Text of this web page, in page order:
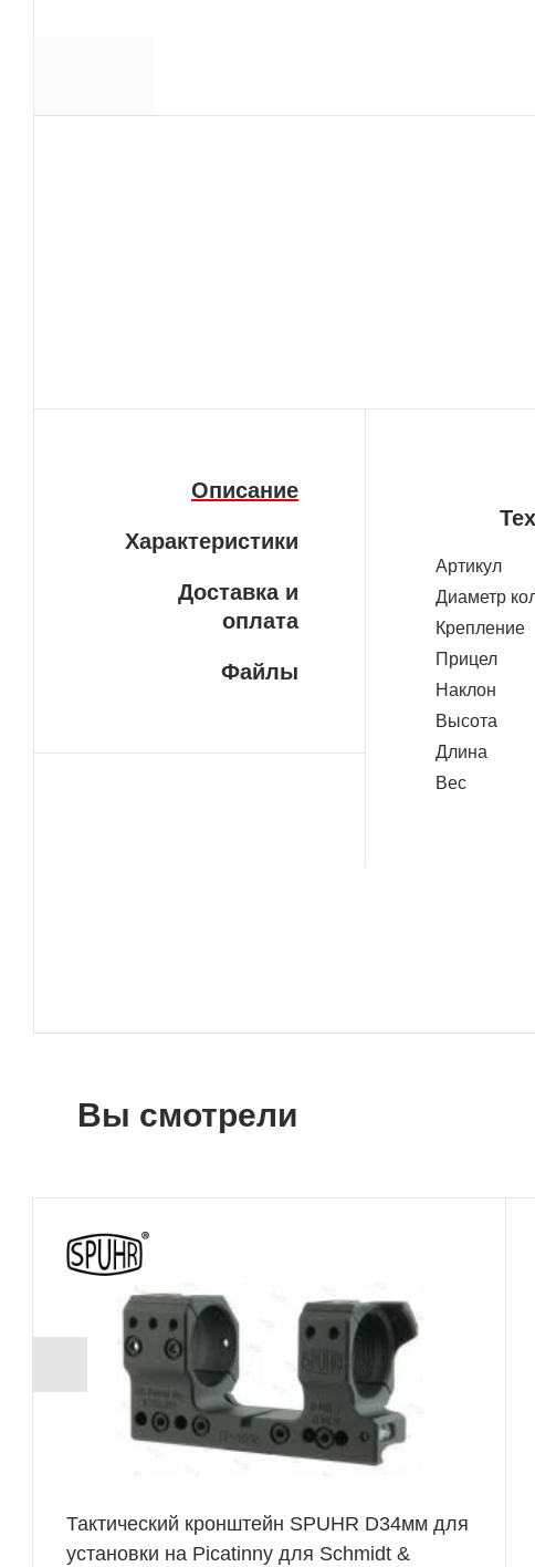
Описание
Характеристики
Доставка и
оплата
Файлы
Артикул
Диаметр
Крепление
Прицел
Наклон
Высота
Длина
Вес
Вы смотрели
Тактический кронштейн SPUHR D34мм для
установки на Picatinny для Schmidt &